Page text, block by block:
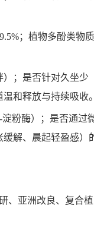
；植物多酚类物质
；是否针对久坐少
和释放与持续吸收。
粉酶）；是否通过
解、晨起轻盈感）
、亚洲改良、复合植